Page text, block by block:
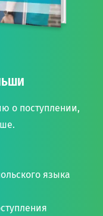
о поступлении,
языка